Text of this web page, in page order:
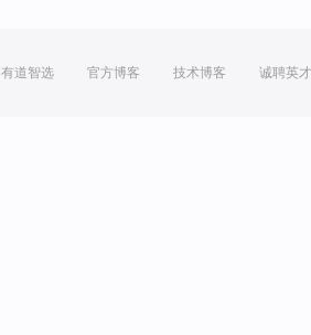
有道智选 官方博客 技术博客 诚聘英才